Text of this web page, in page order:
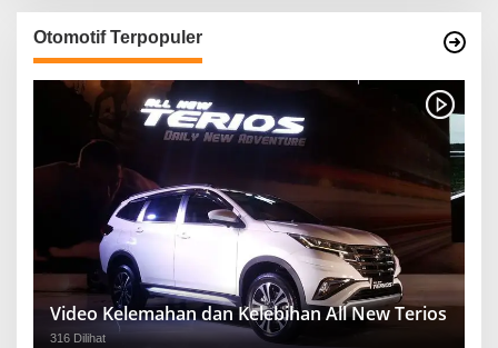
Otomotif Terpopuler
Video Kelemahan dan Kelebihan All New Terios
316 Dilihat